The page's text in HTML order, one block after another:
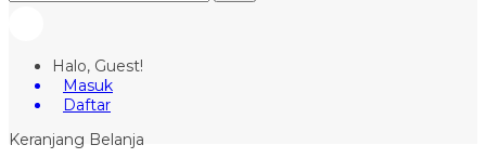
Halo, Guest!
Masuk
Daftar
Keranjang Belanja